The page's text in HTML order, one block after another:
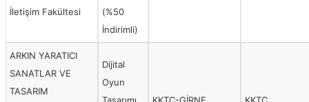
İletişim Fakültesi
(%50
İndirimli)
ARKIN YARATICI
SANATLAR VE
TASARIM
Dijital
Oyun